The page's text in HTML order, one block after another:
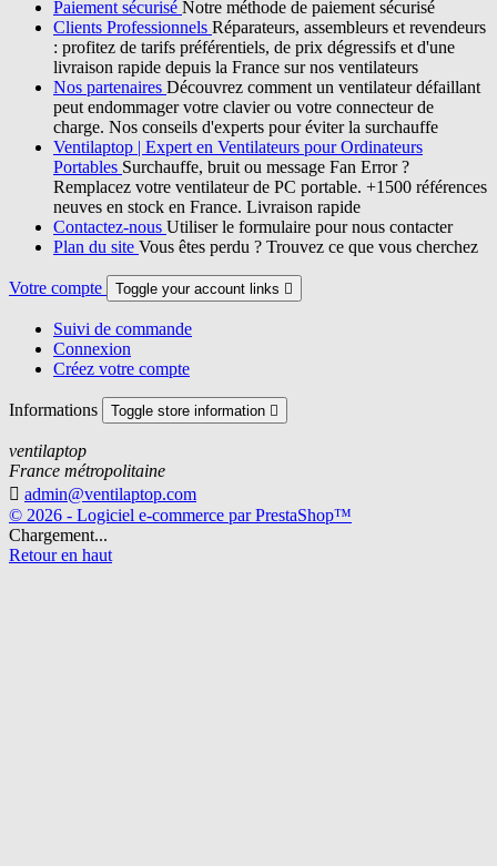
Paiement sécurisé Notre méthode de paiement sécurisé
Clients Professionnels Réparateurs, assembleurs et revendeurs
: profitez de tarifs préférentiels, de prix dégressifs et d'une
livraison rapide depuis la France sur nos ventilateurs
Nos partenaires Découvrez comment un ventilateur défaillant
peut endommager votre clavier ou votre connecteur de
charge. Nos conseils d'experts pour éviter la surchauffe
Ventilaptop | Expert en Ventilateurs pour Ordinateurs
Portables Surchauffe, bruit ou message Fan Error ?
Remplacez votre ventilateur de PC portable. +1500 références
neuves en stock en France. Livraison rapide
Contactez-nous Utiliser le formulaire pour nous contacter
Plan du site Vous êtes perdu ? Trouvez ce que vous cherchez
Votre compte Toggle your account links 
Suivi de commande
Connexion
Créez votre compte
Informations Toggle store information 
ventilaptop
France métropolitaine
 admin@ventilaptop.com
© 2026 - Logiciel e-commerce par PrestaShop™
Chargement...
Retour en haut